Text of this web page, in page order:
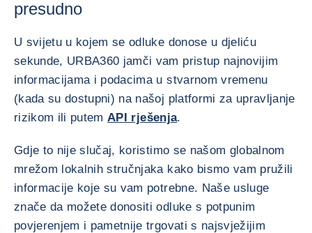
presudno
U svijetu u kojem se odluke donose u djeliću
sekunde, URBA360 jamči vam pristup najnovijim
informacijama i podacima u stvarnom vremenu
(kada su dostupni) na našoj platformi za upravljanje
rizikom ili putemAPI rješenja.
Gdje to nije slučaj, koristimo se našom globalnom
mrežom lokalnih stručnjaka kako bismo vam pružili
informacije koje su vam potrebne. Naše usluge
znače da možete donositi odluke s potpunim
povjerenjem i pametnije trgovati s najsvježijim